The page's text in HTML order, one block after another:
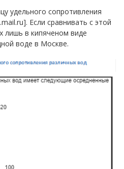
удельного сопротивления
.mail.ru]. Если сравнивать с этой
лишь в кипяченом виде
воде в Москве.